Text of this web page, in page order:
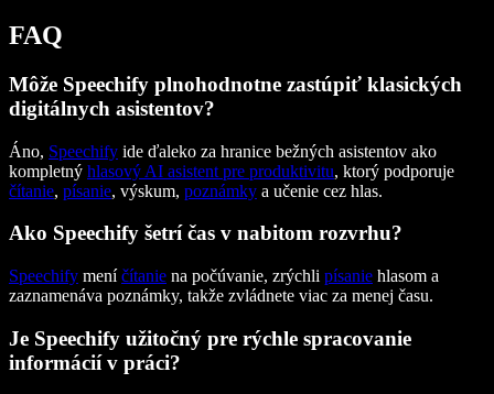
FAQ
Môže Speechify plnohodnotne zastúpiť klasických
digitálnych asistentov?
Áno, Speechify ide ďaleko za hranice bežných asistentov ako
kompletný hlasový AI asistent pre produktivitu, ktorý podporuje
čítanie, písanie, výskum, poznámky a učenie cez hlas.
Ako Speechify šetrí čas v nabitom rozvrhu?
Speechify meníčítanie na počúvanie, zrýchli písanie hlasom a
zaznamenáva poznámky, takže zvládnete viac za menej času.
Je Speechify užitočný pre rýchle spracovanie
informácií v práci?